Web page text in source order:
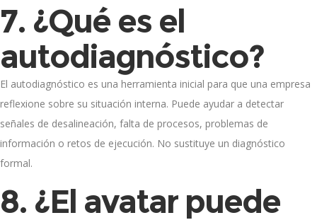
7. ¿Qué es el
autodiagnóstico?
El autodiagnóstico es una herramienta inicial para que una empresa
reflexione sobre su situación interna. Puede ayudar a detectar
señales de desalineación, falta de procesos, problemas de
información o retos de ejecución. No sustituye un diagnóstico
formal.
8. ¿El avatar puede